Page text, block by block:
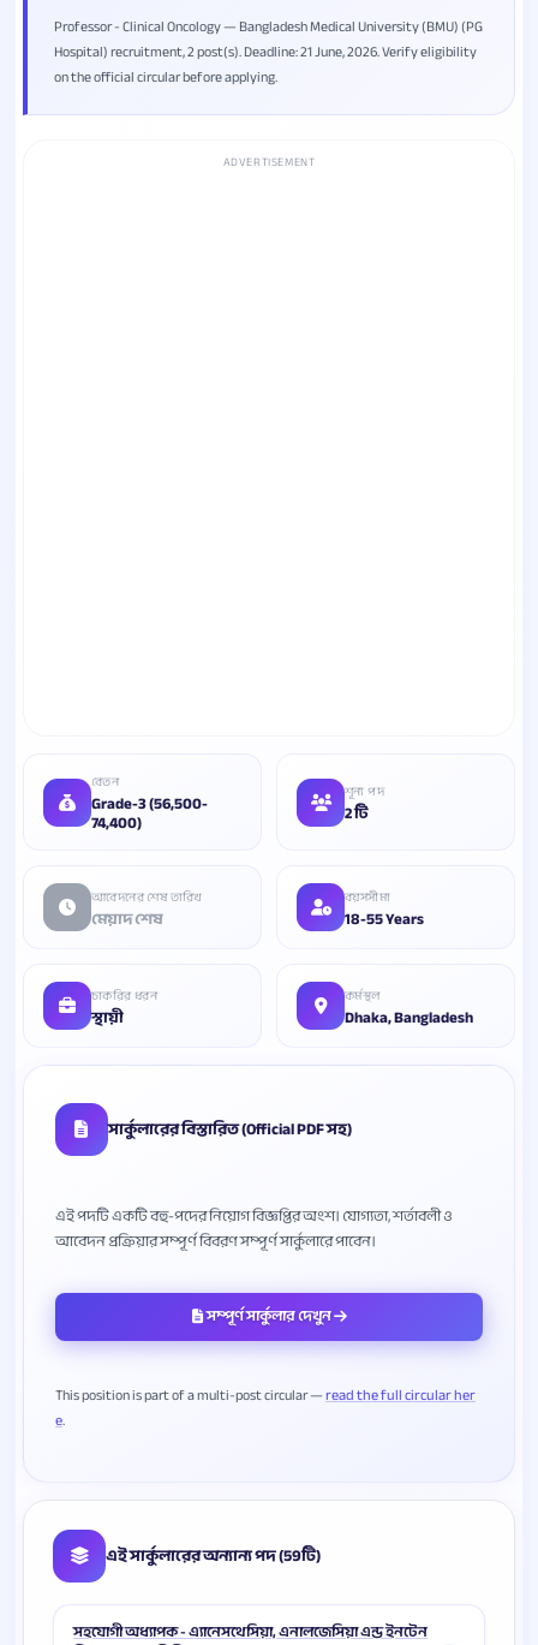
Professor - Clinical Oncology — Bangladesh Medical University (BMU) (PG
Hospital) recruitment, 2 post(s). Deadline: 21 June, 2026. Verify eligibility
on the official circular before applying.
ADVERTISEMENT
বেতন
Grade-3 (56,500-
74,400)
শূন্য পদ
2 টি
আবেদনের শেষ তারিখ
মেয়াদ শেষ
বয়সসীমা
18-55 Years
চাকরির ধরন
স্থায়ী
কর্মস্থল
Dhaka, Bangladesh
সার্কুলারের বিস্তারিত (Official PDF সহ)
এই পদটি একটি বহু-পদের নিয়োগ বিজ্ঞপ্তির অংশ। যোগ্যতা, শর্তাবলী ও
সম্পূর্ণ সার্কুলার দেখুন
This position is part of a multi-post circular —read the full circular her
e
এই সার্কুলারের অন্যান্য পদ (59টি)
সহযোগী অধ্যাপক - এ্যানেসথেসিয়া, এনালজেসিয়া এন্ড ইনটেন